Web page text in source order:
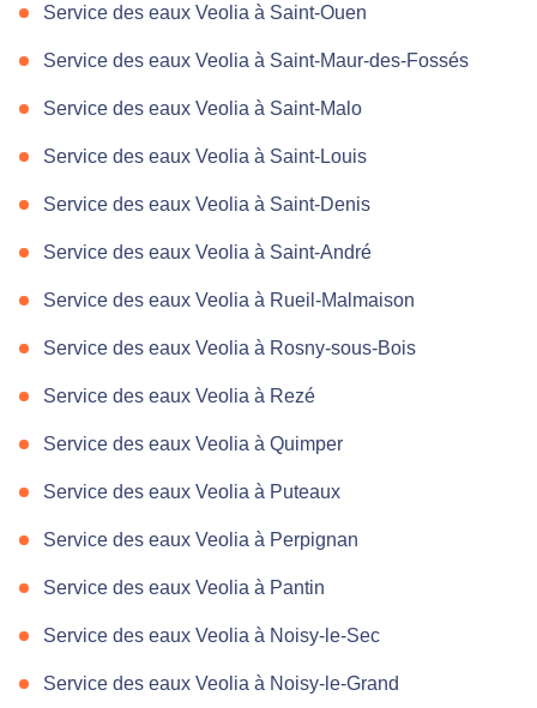
Service des eaux Veolia à Saint-Ouen
Service des eaux Veolia à Saint-Maur-des-Fossés
Service des eaux Veolia à Saint-Malo
Service des eaux Veolia à Saint-Louis
Service des eaux Veolia à Saint-Denis
Service des eaux Veolia à Saint-André
Service des eaux Veolia à Rueil-Malmaison
Service des eaux Veolia à Rosny-sous-Bois
Service des eaux Veolia à Rezé
Service des eaux Veolia à Quimper
Service des eaux Veolia à Puteaux
Service des eaux Veolia à Perpignan
Service des eaux Veolia à Pantin
Service des eaux Veolia à Noisy-le-Sec
Service des eaux Veolia à Noisy-le-Grand